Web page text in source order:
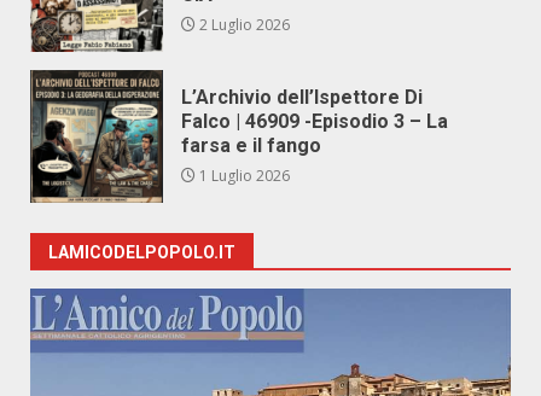
2 Luglio 2026
L’Archivio dell’Ispettore Di
Falco | 46909 -Episodio 3 – La
farsa e il fango
1 Luglio 2026
LAMICODELPOPOLO.IT